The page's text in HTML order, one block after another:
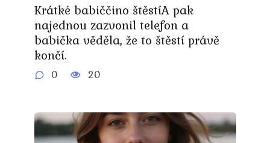
Krátké babiččino štěstíA pak
najednou zazvonil telefon a
babička věděla, že to štěstí právě
končí.
0 20